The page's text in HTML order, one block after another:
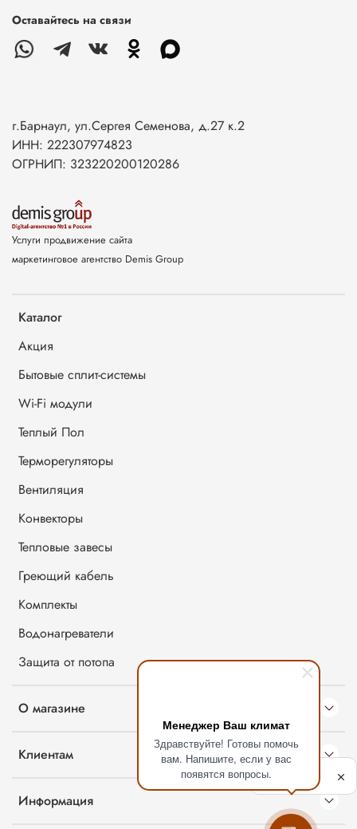
Менеджер Ваш климат
Здравствуйте! Готовы помочь
вам. Напишите, если у вас
появятся вопросы.
Каталог
Акция
Бытовые сплит-системы
Wi-Fi модули
Теплый Пол
Терморегуляторы
Вентиляция
Конвекторы
Тепловые завесы
Греющий кабель
Комплекты
Водонагреватели
Защита от потопа
О магазине
Клиентам
Информация
Оставайтесь на связи
г.Барнаул, ул.Сергея Семенова, д.27 к.2
ИНН: 222307974823
ОГРНИП: 323220200120286
Услуги продвижение сайта
маркетинговое агентство Demis Group